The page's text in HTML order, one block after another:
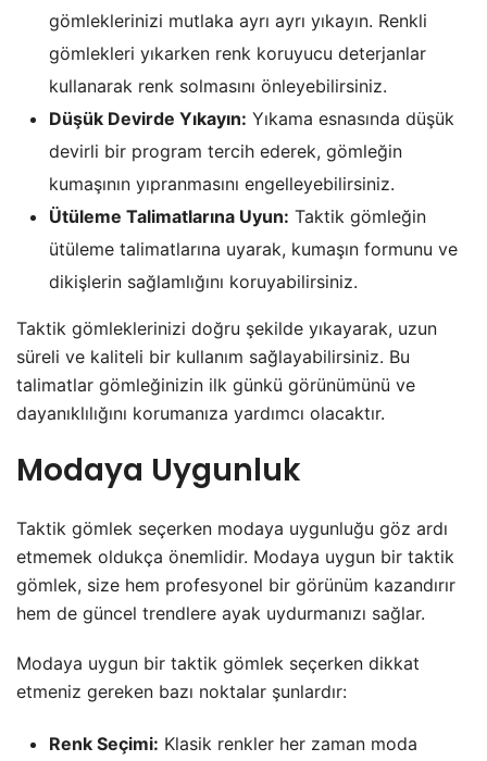
gömleklerinizi mutlaka ayrı ayrı yıkayın. Renkli
gömlekleri yıkarken renk koruyucu deterjanlar
kullanarak renk solmasını önleyebilirsiniz.
Düşük Devirde Yıkayın: Yıkama esnasında düşük
devirli bir program tercih ederek, gömleğin
kumaşının yıpranmasını engelleyebilirsiniz.
Ütüleme Talimatlarına Uyun: Taktik gömleğin
ütüleme talimatlarına uyarak, kumaşın formunu ve
dikişlerin sağlamlığını koruyabilirsiniz.
Taktik gömleklerinizi doğru şekilde yıkayarak, uzun
süreli ve kaliteli bir kullanım sağlayabilirsiniz. Bu
talimatlar gömleğinizin ilk günkü görünümünü ve
dayanıklılığını korumanıza yardımcı olacaktır.
Modaya Uygunluk
Taktik gömlek seçerken modaya uygunluğu göz ardı
etmemek oldukça önemlidir. Modaya uygun bir taktik
gömlek, size hem profesyonel bir görünüm kazandırır
hem de güncel trendlere ayak uydurmanızı sağlar.
Modaya uygun bir taktik gömlek seçerken dikkat
etmeniz gereken bazı noktalar şunlardır:
Renk Seçimi: Klasik renkler her zaman moda